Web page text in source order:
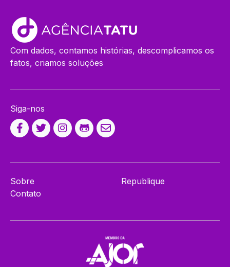
Com dados, contamos histórias, descomplicamos os
fatos, criamos soluções
Siga-nos
Sobre
Contato
Republique